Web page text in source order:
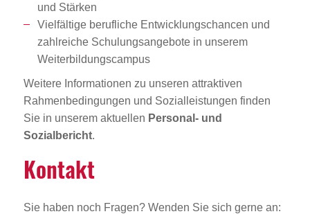
und Stärken
Vielfältige berufliche Entwicklungschancen und
zahlreiche Schulungsangebote in unserem
Weiterbildungscampus
Weitere Informationen zu unseren attraktiven
Rahmenbedingungen und Sozialleistungen finden
Sie in unserem aktuellen Personal- und
Sozialbericht.
Kontakt
Sie haben noch Fragen? Wenden Sie sich gerne an: